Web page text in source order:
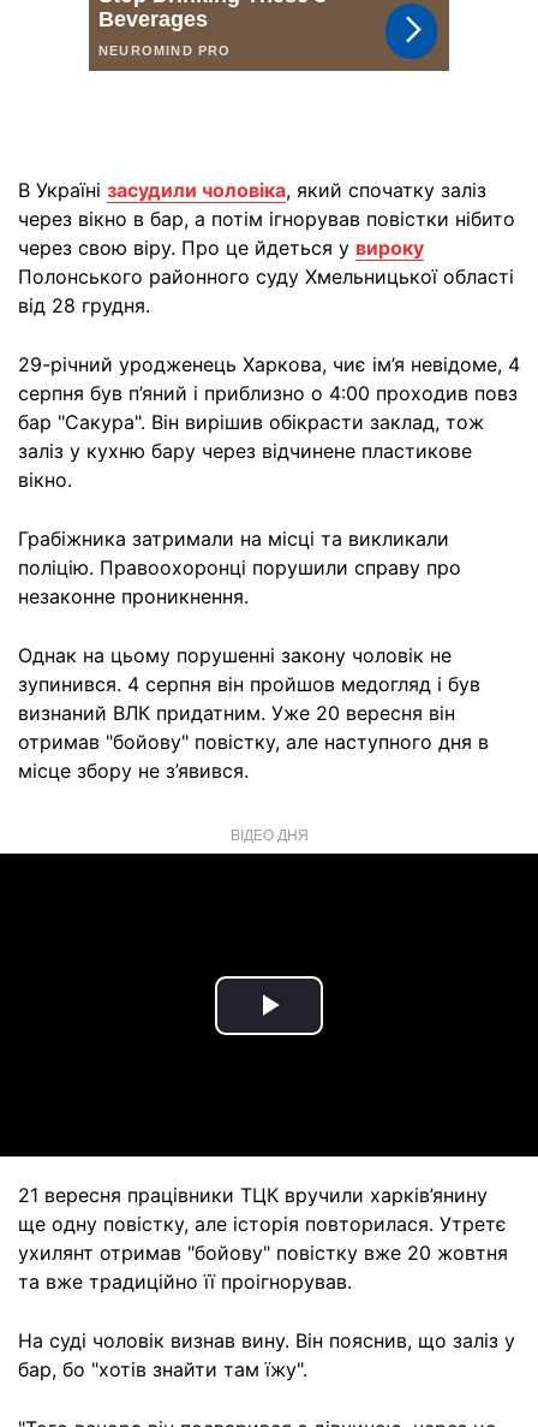
В Україні засудили чоловіка, який спочатку заліз
через вікно в бар, а потім ігнорував повістки нібито
через свою віру. Про це йдеться у вироку
Полонського районного суду Хмельницької області
від 28 грудня.
29-річний уродженець Харкова, чиє ім’я невідоме, 4
серпня був п’яний і приблизно о 4:00 проходив повз
бар "Сакура". Він вирішив обікрасти заклад, тож
заліз у кухню бару через відчинене пластикове
вікно.
Грабіжника затримали на місці та викликали
поліцію. Правоохоронці порушили справу про
незаконне проникнення.
Однак на цьому порушенні закону чоловік не
зупинився. 4 серпня він пройшов медогляд і був
визнаний ВЛК придатним. Уже 20 вересня він
отримав "бойову" повістку, але наступного дня в
місце збору не з’явився.
ВІДЕО ДНЯ
Play
21 вересня працівники ТЦК вручили харків’янину
ще одну повістку, але історія повторилася. Утретє
ухилянт отримав "бойову" повістку вже 20 жовтня
та вже традиційно її проігнорував.
На суді чоловік визнав вину. Він пояснив, що заліз у
бар, бо "хотів знайти там їжу".